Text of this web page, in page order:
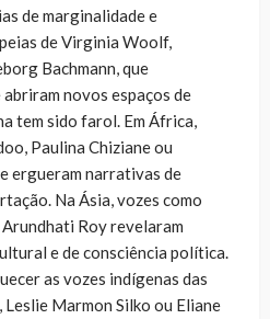
de marginalidade e
de Virginia Woolf,
Bachmann, que
novos espaços de
tem sido farol. Em África,
Paulina Chiziane ou
ergueram narrativas de
Na Ásia, vozes como
Roy revelaram
e de consciência política.
as vozes indígenas das
Marmon Silko ou Eliane